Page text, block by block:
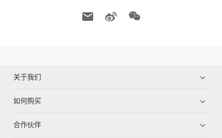
关于我们
如何购买
合作伙伴